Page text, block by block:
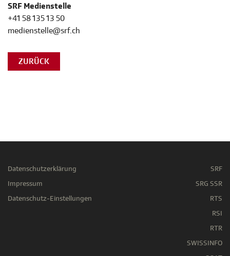
SRF Medienstelle
+41 58 135 13 50
medienstelle@srf.ch
ZURÜCK
Datenschutzerklärung
Impressum
Datenschutz-Einstellungen
SRF
SRG SSR
RTS
RSI
RTR
SWISSINFO